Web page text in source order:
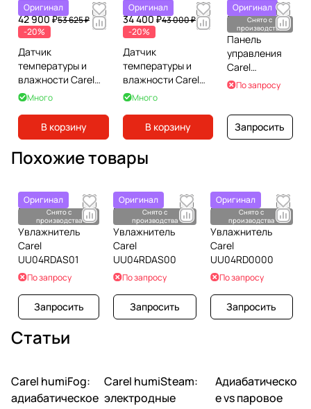
Оригинал
42 900 ₽53 625 ₽
-20%
Датчик
температуры и
влажности Carel
DPDC210000
Много
В корзину
Оригинал
34 400 ₽43 000 ₽
-20%
Датчик
температуры и
влажности Carel
DPDC110000
Много
В корзину
Оригинал
Снято с
производства
По запросу
Панель
управления
Carel
UQ05CD0000
По запросу
Запросить
Похожие товары
Оригинал
Снято с
производства
По запросу
Увлажнитель
Carel
UU04RDAS01
По запросу
Запросить
Оригинал
Снято с
производства
По запросу
Увлажнитель
Carel
UU04RDAS00
По запросу
Запросить
Оригинал
Снято с
производства
По запросу
Увлажнитель
Carel
UU04RD0000
По запросу
Запросить
Статьи
Увлажнение
Carel humiFog:
адиабатическое
Увлажнение
Carel humiSteam:
электродные
Увлажнение
Адиабатическо
е vs паровое